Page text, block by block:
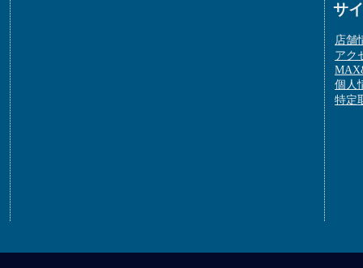
サ
店舗
アク
個人
特定